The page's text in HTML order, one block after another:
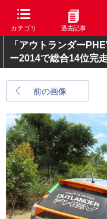
カテゴリ 過去記事
「アウトランダー
ー2014で総合14位完走
前の画像